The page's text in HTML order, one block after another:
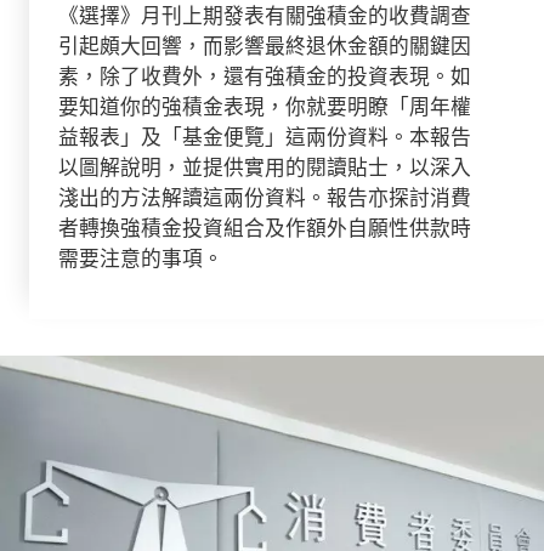
《選擇》月刊上期發表有關強積金的收費調查
引起頗大回響，而影響最終退休金額的關鍵因
素，除了收費外，還有強積金的投資表現。如
要知道你的強積金表現，你就要明瞭「周年權
益報表」及「基金便覽」這兩份資料。本報告
以圖解說明，並提供實用的閱讀貼士，以深入
淺出的方法解讀這兩份資料。報告亦探討消費
者轉換強積金投資組合及作額外自願性供款時
需要注意的事項。